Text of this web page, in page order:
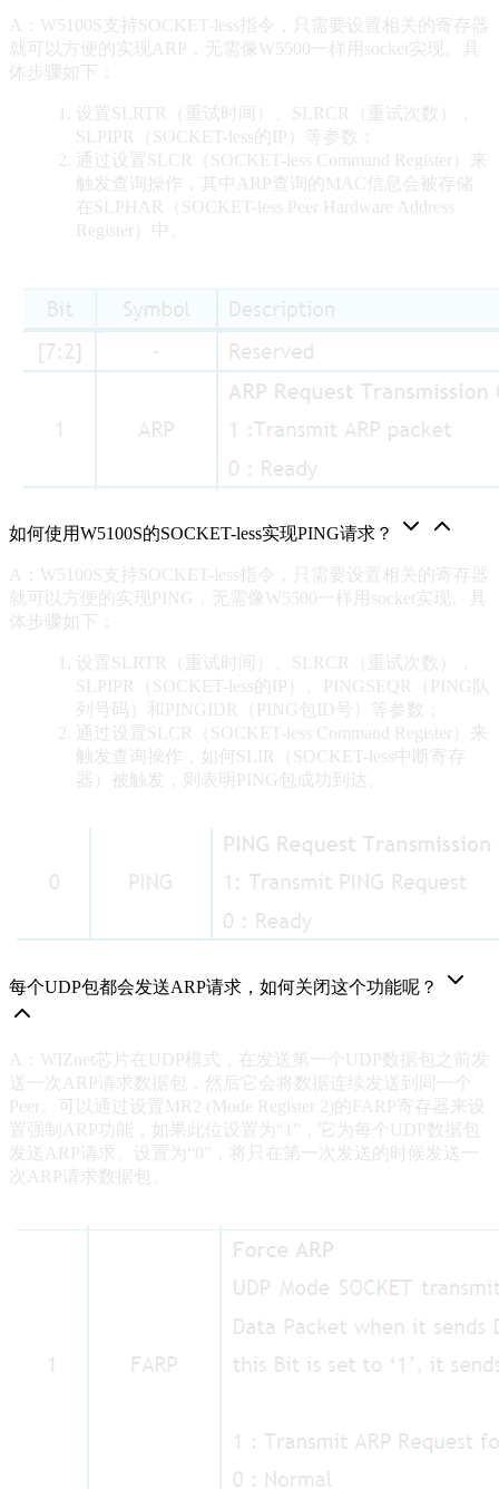
A：W5100S支持SOCKET-less指令，只需要设置相关的寄存器
就可以方便的实现ARP，无需像W5500一样用socket实现。具
体步骤如下：
设置SLRTR（重试时间）、SLRCR（重试次数），
SLPIPR（SOCKET-less的IP）等参数；
通过设置SLCR（SOCKET-less Command Register）来
触发查询操作，其中ARP查询的MAC信息会被存储
在SLPHAR（SOCKET-less Peer Hardware Address
Register）中。
如何使用W5100S的SOCKET-less实现PING请求？
A：W5100S支持SOCKET-less指令，只需要设置相关的寄存器
就可以方便的实现PING，无需像W5500一样用socket实现。具
体步骤如下：
设置SLRTR（重试时间）、SLRCR（重试次数），
SLPIPR（SOCKET-less的IP）、PINGSEQR（PING队
列号码）和PINGIDR（PING包ID号）等参数；
通过设置SLCR（SOCKET-less Command Register）来
触发查询操作，如何SLIR（SOCKET-less中断寄存
器）被触发，则表明PING包成功到达。
每个UDP包都会发送ARP请求，如何关闭这个功能呢？
A：WIZnet芯片在UDP模式，在发送第一个UDP数据包之前发
送一次ARP请求数据包，然后它会将数据连续发送到同一个
Peer。可以通过设置MR2 (Mode Register 2)的FARP寄存器来设
置强制ARP功能，如果此位设置为“1”，它为每个UDP数据包
发送ARP请求。设置为“0”，将只在第一次发送的时候发送一
次ARP请求数据包。